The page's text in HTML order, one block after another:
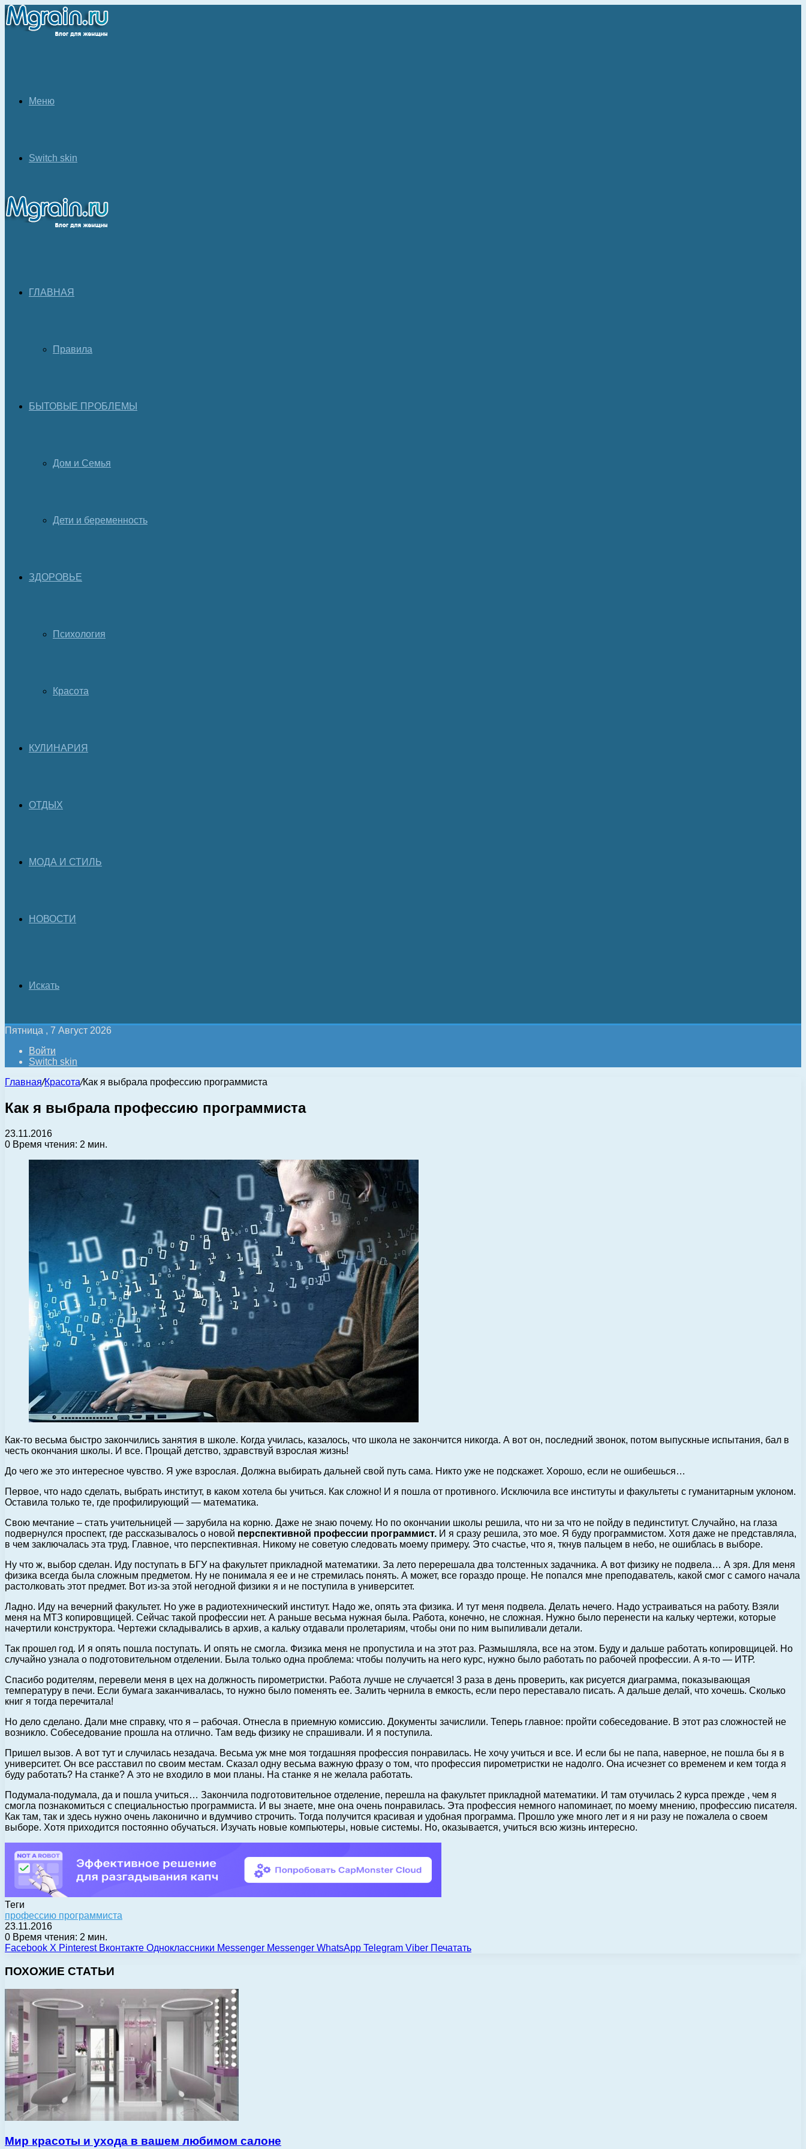
Меню
Switch skin
ГЛАВНАЯ
Правила
БЫТОВЫЕ ПРОБЛЕМЫ
Дом и Семья
Дети и беременность
ЗДОРОВЬЕ
Психология
Красота
КУЛИНАРИЯ
ОТДЫХ
МОДА И СТИЛЬ
НОВОСТИ
Искать
Пятница , 7 Август 2026
Войти
Switch skin
Главная/Красота/Как я выбрала профессию программиста
Как я выбрала профессию программиста
23.11.2016
0 Время чтения: 2 мин.
Как-то весьма быстро закончились занятия в школе. Когда училась, казалось, что школа не закончится никогда. А вот он, последний звонок, потом выпускные испытания, бал в
честь окончания школы. И все. Прощай детство, здравствуй взрослая жизнь!
До чего же это интересное чувство. Я уже взрослая. Должна выбирать дальней свой путь сама. Никто уже не подскажет. Хорошо, если не ошибешься…
Первое, что надо сделать, выбрать институт, в каком хотела бы учиться. Как сложно! И я пошла от противного. Исключила все институты и факультеты с гуманитарным уклоном.
Оставила только те, где профилирующий — математика.
Свою мечтание – стать учительницей — зарубила на корню. Даже не знаю почему. Но по окончании школы решила, что ни за что не пойду в пединститут. Случайно, на глаза
подвернулся проспект, где рассказывалось о новой перспективной профессии программист. И я сразу решила, это мое. Я буду программистом. Хотя даже не представляла,
в чем заключалась эта труд. Главное, что перспективная. Никому не советую следовать моему примеру. Это счастье, что я, ткнув пальцем в небо, не ошиблась в выборе.
Ну что ж, выбор сделан. Иду поступать в БГУ на факультет прикладной математики. За лето перерешала два толстенных задачника. А вот физику не подвела… А зря. Для меня
физика всегда была сложным предметом. Ну не понимала я ее и не стремилась понять. А может, все гораздо проще. Не попался мне преподаватель, какой смог с самого начала
растолковать этот предмет. Вот из-за этой негодной физики я и не поступила в университет.
Ладно. Иду на вечерний факультет. Но уже в радиотехнический институт. Надо же, опять эта физика. И тут меня подвела. Делать нечего. Надо устраиваться на работу. Взяли
меня на МТЗ копировщицей. Сейчас такой профессии нет. А раньше весьма нужная была. Работа, конечно, не сложная. Нужно было перенести на кальку чертежи, которые
начертили конструктора. Чертежи складывались в архив, а кальку отдавали пролетариям, чтобы они по ним выпиливали детали.
Так прошел год. И я опять пошла поступать. И опять не смогла. Физика меня не пропустила и на этот раз. Размышляла, все на этом. Буду и дальше работать копировщицей. Но
случайно узнала о подготовительном отделении. Была только одна проблема: чтобы получить на него курс, нужно было работать по рабочей профессии. А я-то — ИТР.
Спасибо родителям, перевели меня в цех на должность пирометристки. Работа лучше не случается! 3 раза в день проверить, как рисуется диаграмма, показывающая
температуру в печи. Если бумага заканчивалась, то нужно было поменять ее. Залить чернила в емкость, если перо переставало писать. А дальше делай, что хочешь. Сколько
книг я тогда перечитала!
Но дело сделано. Дали мне справку, что я – рабочая. Отнесла в приемную комиссию. Документы зачислили. Теперь главное: пройти собеседование. В этот раз сложностей не
возникло. Собеседование прошла на отлично. Там ведь физику не спрашивали. И я поступила.
Пришел вызов. А вот тут и случилась незадача. Весьма уж мне моя тогдашняя профессия понравилась. Не хочу учиться и все. И если бы не папа, наверное, не пошла бы я в
университет. Он все расставил по своим местам. Сказал одну весьма важную фразу о том, что профессия пирометристки не надолго. Она исчезнет со временем и кем тогда я
буду работать? На станке? А это не входило в мои планы. На станке я не желала работать.
Подумала-подумала, да и пошла учиться… Закончила подготовительное отделение, перешла на факультет прикладной математики. И там отучилась 2 курса прежде , чем я
смогла познакомиться с специальностью программиста. И вы знаете, мне она очень понравилась. Эта профессия немного напоминает, по моему мнению, профессию писателя.
Как там, так и здесь нужно очень лаконично и вдумчиво строчить. Тогда получится красивая и удобная программа. Прошло уже много лет и я ни разу не пожалела о своем
выборе. Хотя приходится постоянно обучаться. Изучать новые компьютеры, новые системы. Но, оказывается, учиться всю жизнь интересно.
Теги
профессию программиста
23.11.2016
0 Время чтения: 2 мин.
Facebook X Pinterest Вконтакте Одноклассники Messenger Messenger WhatsApp Telegram Viber Печатать
ПОХОЖИЕ СТАТЬИ
Мир красоты и ухода в вашем любимом салоне